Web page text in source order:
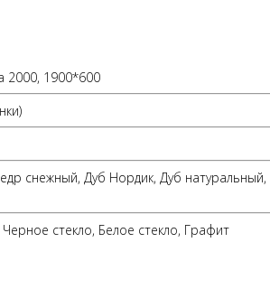
2000, 1900*600
снежный, Дуб Нордик, Дуб
стекло, Белое стекло, Графит